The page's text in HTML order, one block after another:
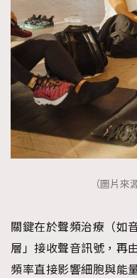
（圖片來
關鍵在於聲頻治療（如
層」接收聲音訊號，再
頻率直接影響細胞與能